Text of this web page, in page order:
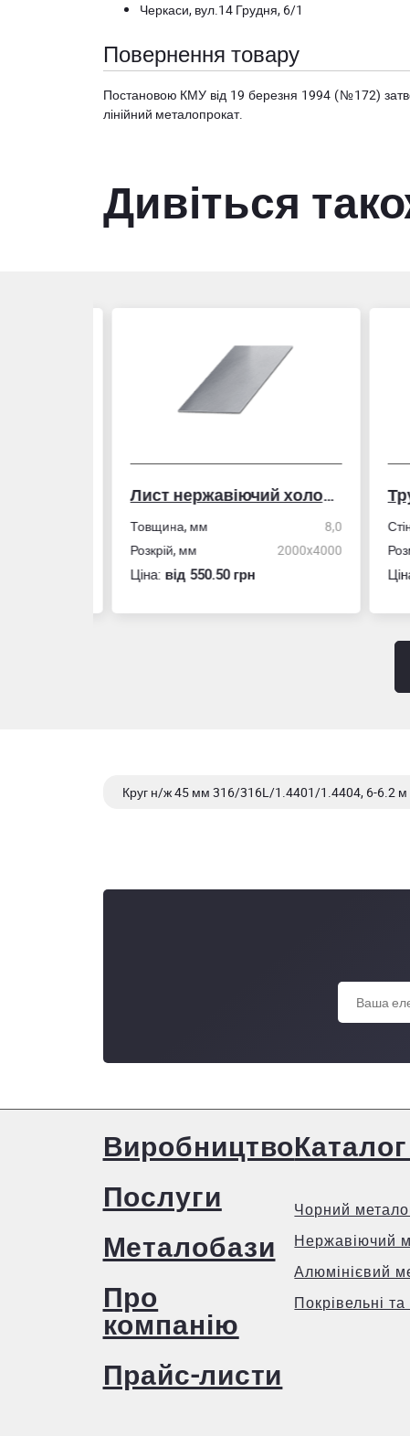
Черкаси, вул.14 Грудня, 6/1
Повернення товару
Постановою КМУ від 19 березня 1994 (№172)
лінійний металопрокат.
Дивіться
Лист нержавіючий холоднокатаний
Товщина, мм
8,0
Розкрій, мм
2000x4000
Ціна:вiд 550.50 грн
Круг н/ж 45 мм 316/316L/1.4401/1.4404, 6-6.2 м
Виробництво
Послуги
Металобази
Про
компанію
Прайс-листи
Чорний
Нержавіючий
Алюмінієвий
Покрівельні